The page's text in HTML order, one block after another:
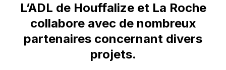
L’ADL de Houffalize et La Roche
collabore avec de nombreux
partenaires concernant divers
projets.